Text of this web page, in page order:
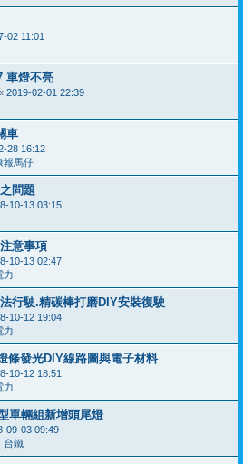
02 11:01
車燈不亮
2019-02-01 22:39
車
28 16:12
報馬仔
問題
10-13 03:15
意事項
10-13 02:47
力
行駛.精碳棒打磨DIY安裝復駛
10-12 19:04
力
條發光DIY線路圖與電子材料
10-12 18:51
力
單輛組新增頭尾燈
09-03 09:49
台鐵